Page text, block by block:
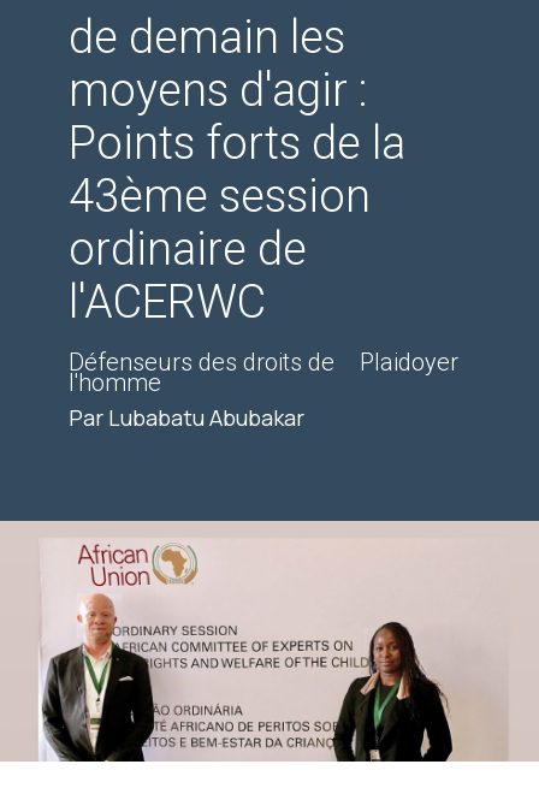
de demain les
moyens d'agir :
Points forts de la
43ème session
ordinaire de
l'ACERWC
Défenseurs des droits de
l'homme
Plaidoyer
Par Lubabatu Abubakar